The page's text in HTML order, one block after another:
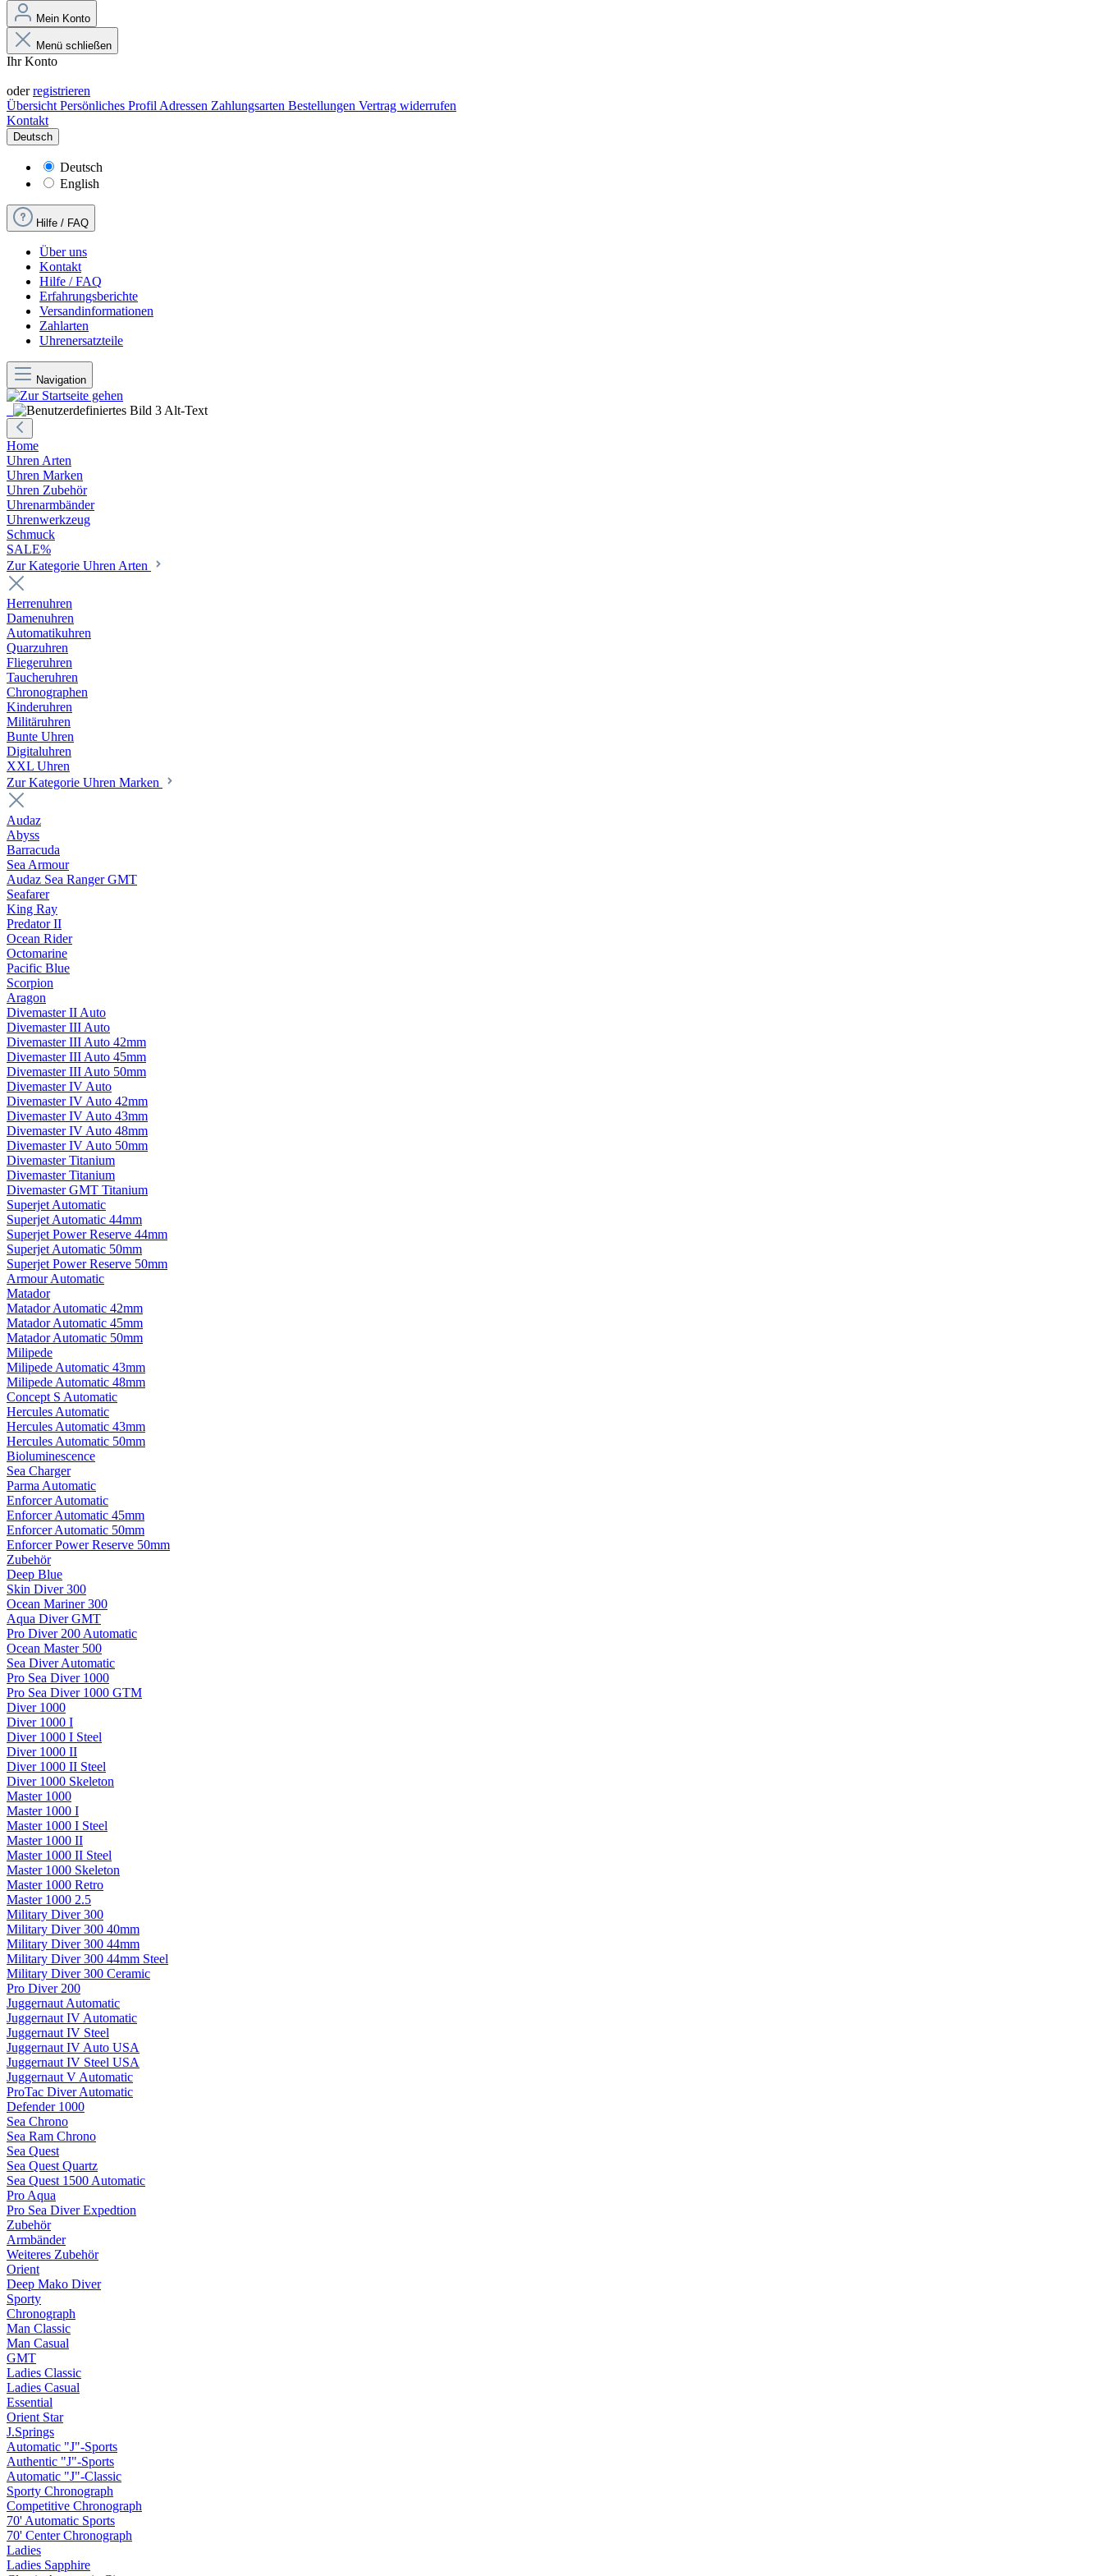
Mein Konto
Menü schließen
Ihr Konto
oderregistrieren
Übersicht Persönliches Profil Adressen Zahlungsarten Bestellungen Vertrag widerrufen
Kontakt
Deutsch
Deutsch
English
Hilfe / FAQ
Über uns
Kontakt
Hilfe / FAQ
Erfahrungsberichte
Versandinformationen
Zahlarten
Uhrenersatzteile
Navigation
Home
Uhren Arten
Uhren Marken
Uhren Zubehör
Uhrenarmbänder
Uhrenwerkzeug
Schmuck
SALE%
Zur Kategorie Uhren Arten
Herrenuhren
Damenuhren
Automatikuhren
Quarzuhren
Fliegeruhren
Taucheruhren
Chronographen
Kinderuhren
Militäruhren
Bunte Uhren
Digitaluhren
XXL Uhren
Zur Kategorie Uhren Marken
Audaz
Abyss
Barracuda
Sea Armour
Audaz Sea Ranger GMT
Seafarer
King Ray
Predator II
Ocean Rider
Octomarine
Pacific Blue
Scorpion
Aragon
Divemaster II Auto
Divemaster III Auto
Divemaster III Auto 42mm
Divemaster III Auto 45mm
Divemaster III Auto 50mm
Divemaster IV Auto
Divemaster IV Auto 42mm
Divemaster IV Auto 43mm
Divemaster IV Auto 48mm
Divemaster IV Auto 50mm
Divemaster Titanium
Divemaster Titanium
Divemaster GMT Titanium
Superjet Automatic
Superjet Automatic 44mm
Superjet Power Reserve 44mm
Superjet Automatic 50mm
Superjet Power Reserve 50mm
Armour Automatic
Matador
Matador Automatic 42mm
Matador Automatic 45mm
Matador Automatic 50mm
Milipede
Milipede Automatic 43mm
Milipede Automatic 48mm
Concept S Automatic
Hercules Automatic
Hercules Automatic 43mm
Hercules Automatic 50mm
Bioluminescence
Sea Charger
Parma Automatic
Enforcer Automatic
Enforcer Automatic 45mm
Enforcer Automatic 50mm
Enforcer Power Reserve 50mm
Zubehör
Deep Blue
Skin Diver 300
Ocean Mariner 300
Aqua Diver GMT
Pro Diver 200 Automatic
Ocean Master 500
Sea Diver Automatic
Pro Sea Diver 1000
Pro Sea Diver 1000 GTM
Diver 1000
Diver 1000 I
Diver 1000 I Steel
Diver 1000 II
Diver 1000 II Steel
Diver 1000 Skeleton
Master 1000
Master 1000 I
Master 1000 I Steel
Master 1000 II
Master 1000 II Steel
Master 1000 Skeleton
Master 1000 Retro
Master 1000 2.5
Military Diver 300
Military Diver 300 40mm
Military Diver 300 44mm
Military Diver 300 44mm Steel
Military Diver 300 Ceramic
Pro Diver 200
Juggernaut Automatic
Juggernaut IV Automatic
Juggernaut IV Steel
Juggernaut IV Auto USA
Juggernaut IV Steel USA
Juggernaut V Automatic
ProTac Diver Automatic
Defender 1000
Sea Chrono
Sea Ram Chrono
Sea Quest
Sea Quest Quartz
Sea Quest 1500 Automatic
Pro Aqua
Pro Sea Diver Expedtion
Zubehör
Armbänder
Weiteres Zubehör
Orient
Deep Mako Diver
Sporty
Chronograph
Man Classic
Man Casual
GMT
Ladies Classic
Ladies Casual
Essential
Orient Star
J.Springs
Automatic "J"-Sports
Authentic "J"-Sports
Automatic "J"-Classic
Sporty Chronograph
Competitive Chronograph
70' Automatic Sports
70' Center Chronograph
Ladies
Ladies Sapphire